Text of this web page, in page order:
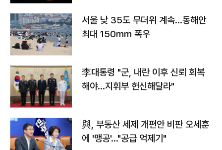
서울 낮 35도 무더위 계속…동해안
최대 150㎜ 폭우
李대통령 "군, 내란 이후 신뢰 회복
해야…지휘부 헌신해달라"
與, 부동산 세제 개편안 비판 오세훈
에 '맹공'…"공급 억제기"